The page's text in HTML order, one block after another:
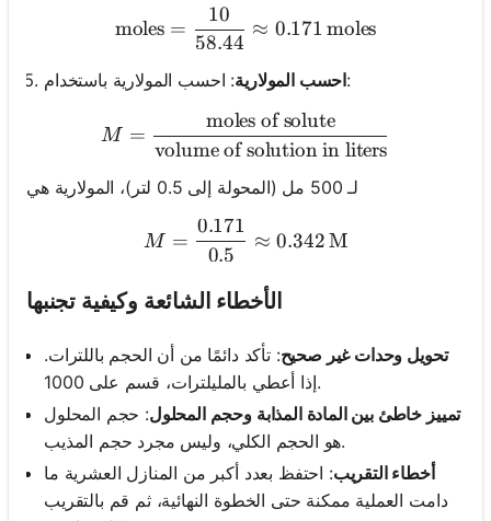
\text{moles} =
moles =
58.44
10
≈ 0.171 moles
احسب المولارية: احسب المولارية باستخدام:
M = \frac{\text{moles of
M =
volume of solution in liters
moles of solute
لـ 500 مل (المحولة إلى 0.5 لتر)، المولارية هي
M = \frac{0.171}{0.5}
M =
0.5
0.171
≈ 0.342M
الأخطاء الشائعة وكيفية تجنبها
تحويل وحدات غير صحيح: تأكد دائمًا من أن الحجم باللترات.
إذا أعطي بالمليلترات، قسم على 1000.
تمييز خاطئ بين المادة المذابة وحجم المحلول: حجم المحلول
هو الحجم الكلي، وليس مجرد حجم المذيب.
أخطاء التقريب: احتفظ بعدد أكبر من المنازل العشرية ما
دامت العملية ممكنة حتى الخطوة النهائية، ثم قم بالتقريب